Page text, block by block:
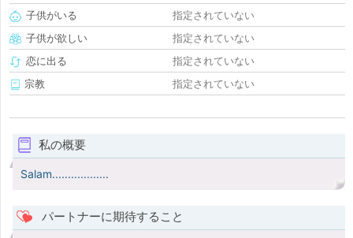
子供がいる
指定されていない
子供が欲しい
指定されていない
恋に出る
指定されていない
宗教
指定されていない
私の概要
Salam..................
パートナーに期待すること